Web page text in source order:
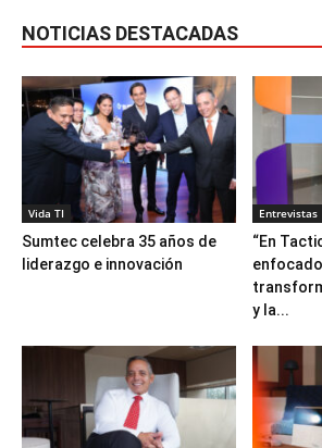
NOTICIAS DESTACADAS
Vida TI
Sumtec celebra 35 años de
liderazgo e innovación
Entrevistas
“En
y la...